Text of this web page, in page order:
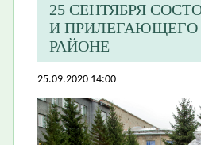
25 СЕНТЯБРЯ
И ПРИЛЕГАЮЩЕГО
РАЙОНЕ
25.09.2020 14:00